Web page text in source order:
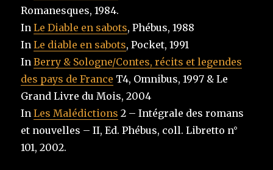
Romanesques, 1984.
InLe Diable en sabots, Phébus, 1988
InLe diable en sabots, Pocket, 1991
InBerry & Sologne/Contes, récits et legendes
des pays de France T4, Omnibus, 1997 & Le
Grand Livre du Mois, 2004
InLes Malédictions 2 – Intégrale des romans
et nouvelles – II, Ed. Phébus, coll. Libretto n°
101, 2002.